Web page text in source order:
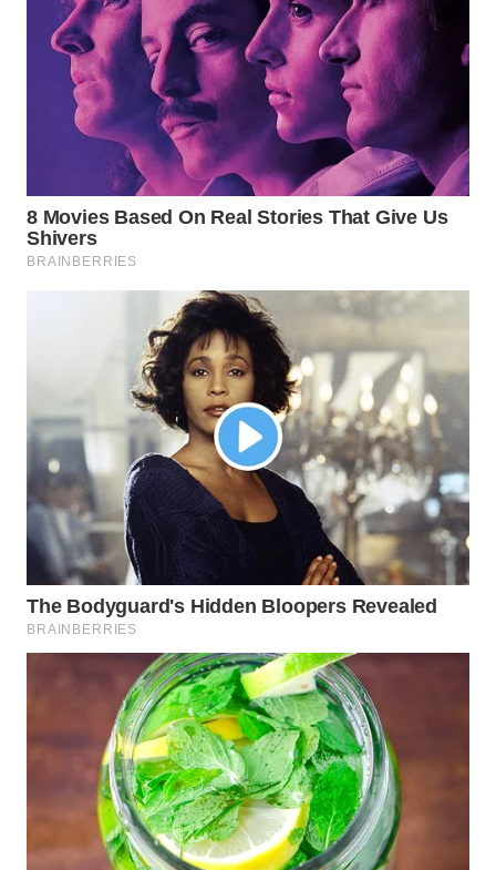
WN
BINJAI
WN
CIREBON
INDRAMAYU
WN
MAJALENGKA
WN
SUBANG
WN
SUKABUMI
WN
PURWAKARTA
PRIANGAN
SEMARANG
WN